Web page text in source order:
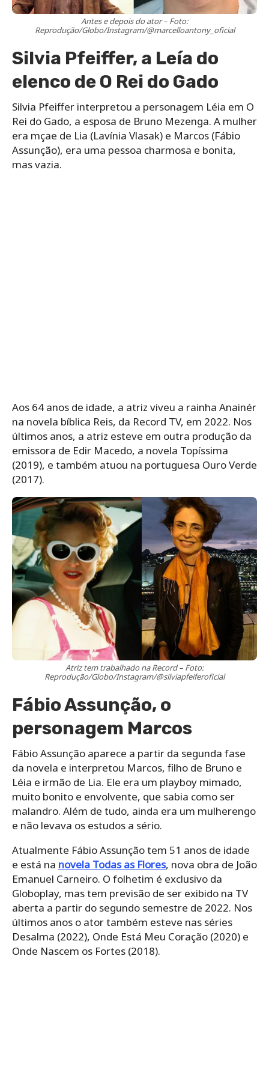
Antes e depois do ator – Foto:
Reprodução/Globo/Instagram/@marcelloantony_oficial
Silvia Pfeiffer, a Leía do
elenco de O Rei do Gado
Silvia Pfeiffer interpretou a personagem Léia em O
Rei do Gado, a esposa de Bruno Mezenga. A mulher
era mçae de Lia (Lavínia Vlasak) e Marcos (Fábio
Assunção), era uma pessoa charmosa e bonita,
mas vazia.
Aos 64 anos de idade, a atriz viveu a rainha Anainér
na novela bíblica Reis, da Record TV, em 2022. Nos
últimos anos, a atriz esteve em outra produção da
emissora de Edir Macedo, a novela Topíssima
(2019), e também atuou na portuguesa Ouro Verde
(2017).
Atriz tem trabalhado na Record – Foto:
Reprodução/Globo/Instagram/@silviapfeiferoficial
Fábio Assunção, o
personagem Marcos
Fábio Assunção aparece a partir da segunda fase
da novela e interpretou Marcos, filho de Bruno e
Léia e irmão de Lia. Ele era um playboy mimado,
muito bonito e envolvente, que sabia como ser
malandro. Além de tudo, ainda era um mulherengo
e não levava os estudos a sério.
Atualmente Fábio Assunção tem 51 anos de idade
e está na novela Todas as Flores, nova obra de João
Emanuel Carneiro. O folhetim é exclusivo da
Globoplay, mas tem previsão de ser exibido na TV
aberta a partir do segundo semestre de 2022. Nos
últimos anos o ator também esteve nas séries
Desalma (2022), Onde Está Meu Coração (2020) e
Onde Nascem os Fortes (2018).